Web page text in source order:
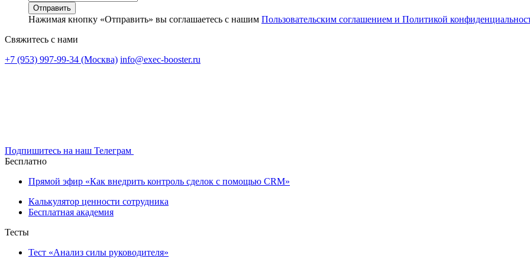
Нажимая кнопку «Отправить» вы соглашаетесь с нашим Пользовательским соглашением и Политикой
Свяжитесь с нами
+7 (953) 997-99-34 (Москва) info@exec-booster.ru
Подпишитесь на наш Телеграм
Бесплатно
Прямой эфир «Как внедрить контроль сделок с помощью CRM»
Калькулятор ценности сотрудника
Бесплатная академия
Тесты
Тест «Анализ силы руководителя»